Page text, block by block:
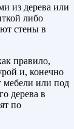
из дерева или
либо
стены в
правило,
и, конечно
мебели или под
дерева в
по